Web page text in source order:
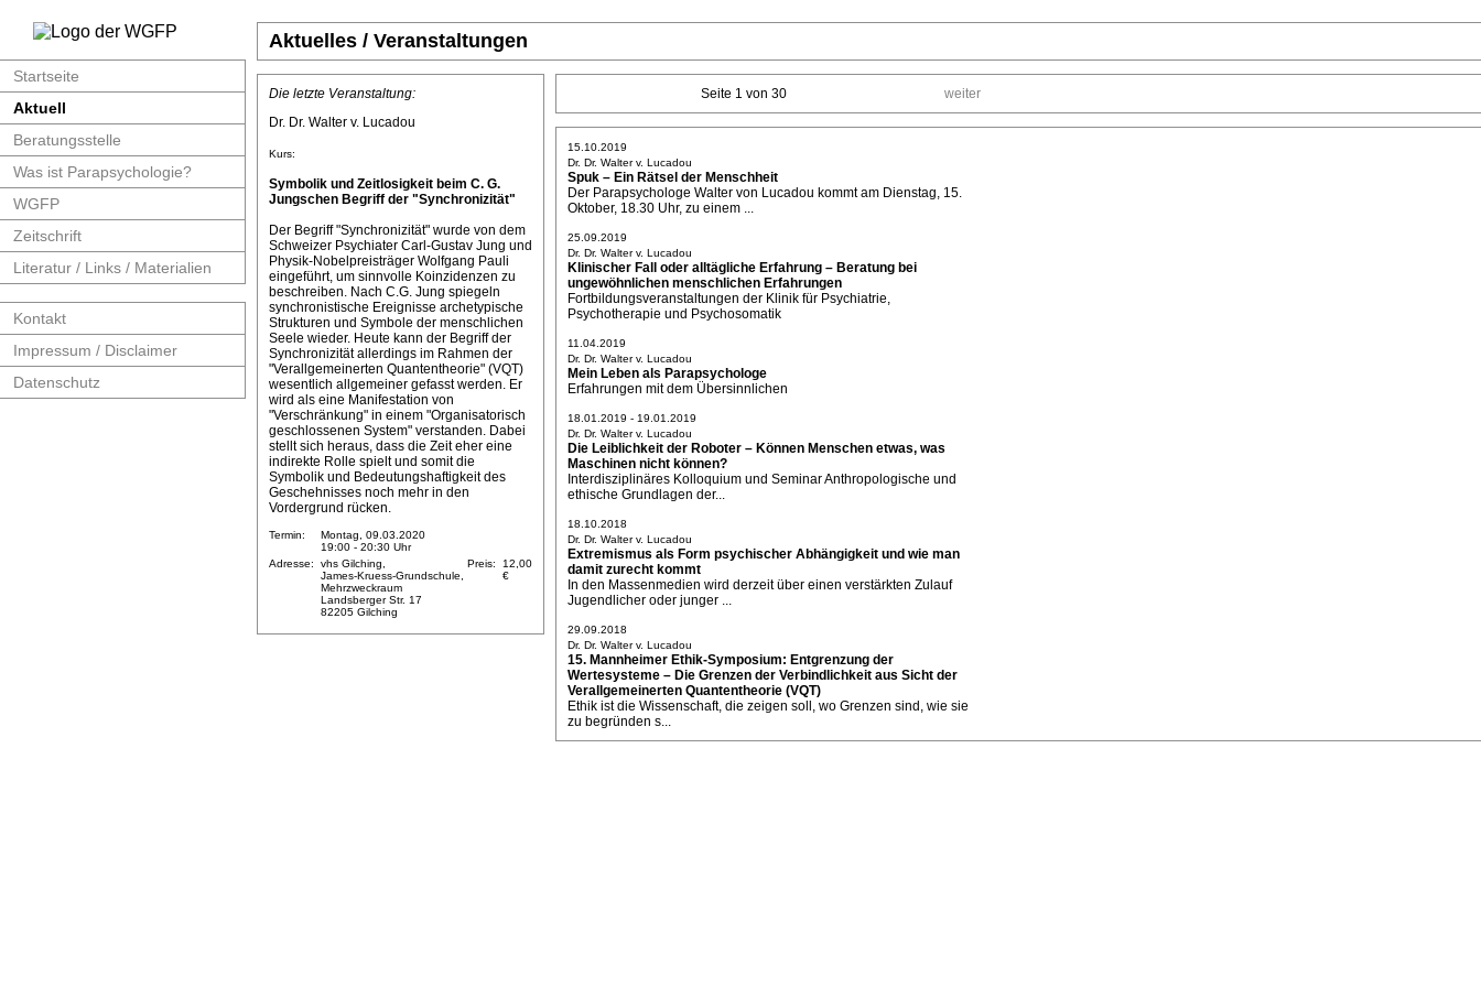
Startseite
Aktuell
Beratungsstelle
Was ist Parapsychologie?
WGFP
Zeitschrift
Literatur / Links / Materialien
Kontakt
Impressum / Disclaimer
Datenschutz
Aktuelles / Veranstaltungen
Die letzte Veranstaltung:
Dr. Dr. Walter v. Lucadou
Kurs:
Symbolik und Zeitlosigkeit beim C. G.
Jungschen Begriff der "Synchronizität"
Der Begriff "Synchronizität" wurde von dem
Schweizer Psychiater Carl-Gustav Jung und
Physik-Nobelpreisträger Wolfgang Pauli
eingeführt, um sinnvolle Koinzidenzen zu
beschreiben. Nach C.G. Jung spiegeln
synchronistische Ereignisse archetypische
Strukturen und Symbole der menschlichen
Seele wieder. Heute kann der Begriff der
Synchronizität allerdings im Rahmen der
"Verallgemeinerten Quantentheorie" (VQT)
wesentlich allgemeiner gefasst werden. Er
wird als eine Manifestation von
"Verschränkung" in einem "Organisatorisch
geschlossenen System" verstanden. Dabei
stellt sich heraus, dass die Zeit eher eine
indirekte Rolle spielt und somit die
Symbolik und Bedeutungshaftigkeit des
Geschehnisses noch mehr in den
Vordergrund rücken.
Termin:
Montag, 09.03.2020
19:00 - 20:30 Uhr
Adresse:
vhs Gilching,
James-Kruess-Grundschule,
Mehrzweckraum
Landsberger Str. 17
82205 Gilching
Preis:
12,00
€
Seite 1 von 30 weiter
15.10.2019
Dr. Dr. Walter v. Lucadou
Spuk – Ein Rätsel der Menschheit
Der Parapsychologe Walter von Lucadou kommt am Dienstag, 15.
Oktober, 18.30 Uhr, zu einem ...
25.09.2019
Dr. Dr. Walter v. Lucadou
Klinischer Fall oder alltägliche Erfahrung – Beratung bei
ungewöhnlichen menschlichen Erfahrungen
Fortbildungsveranstaltungen der Klinik für Psychiatrie,
Psychotherapie und Psychosomatik
11.04.2019
Dr. Dr. Walter v. Lucadou
Mein Leben als Parapsychologe
Erfahrungen mit dem Übersinnlichen
18.01.2019 - 19.01.2019
Dr. Dr. Walter v. Lucadou
Die Leiblichkeit der Roboter – Können Menschen etwas, was
Maschinen nicht können?
Interdisziplinäres Kolloquium und Seminar Anthropologische und
ethische Grundlagen der...
18.10.2018
Dr. Dr. Walter v. Lucadou
Extremismus als Form psychischer Abhängigkeit und wie man
damit zurecht kommt
In den Massenmedien wird derzeit über einen verstärkten Zulauf
Jugendlicher oder junger ...
29.09.2018
Dr. Dr. Walter v. Lucadou
15. Mannheimer Ethik-Symposium: Entgrenzung der
Wertesysteme – Die Grenzen der Verbindlichkeit aus Sicht der
Verallgemeinerten Quantentheorie (VQT)
Ethik ist die Wissenschaft, die zeigen soll, wo Grenzen sind, wie sie
zu begründen s...